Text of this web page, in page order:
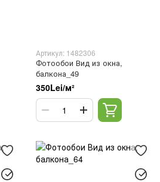
Артикул: 1482306
Фотообои Вид из окна,
балкона_49
350Lei/м²